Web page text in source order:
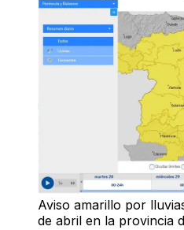
Aviso amarillo por
de abril en la provincia